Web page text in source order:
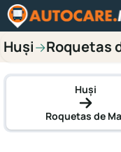
Huși→Roquetas
Huși
Roquetas de